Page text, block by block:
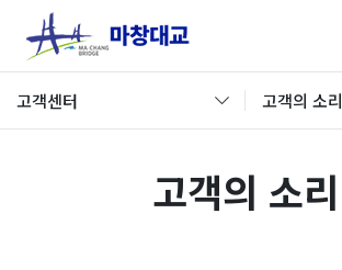
고객센터 고객의 소리
고객의 소리